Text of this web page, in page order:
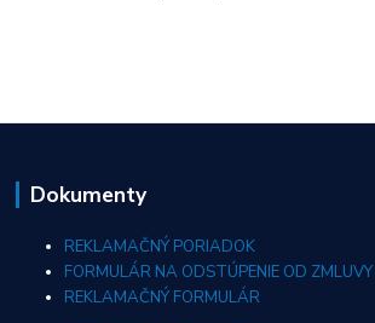
Dokumenty
REKLAMAČNÝ PORIADOK
FORMULÁR NA ODSTÚPENIE OD ZMLUVY
REKLAMAČNÝ FORMULÁR